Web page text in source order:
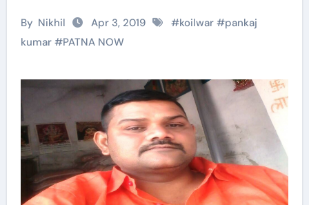
By Nikhil Apr 3, 2019 #koilwar #pankaj
kumar#PATNA NOW